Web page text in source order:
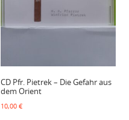
CD Pfr. Pietrek – Die Gefahr aus
dem Orient
10,00€